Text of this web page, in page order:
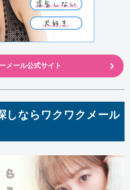
メール公式サイト
しならワクワクメール